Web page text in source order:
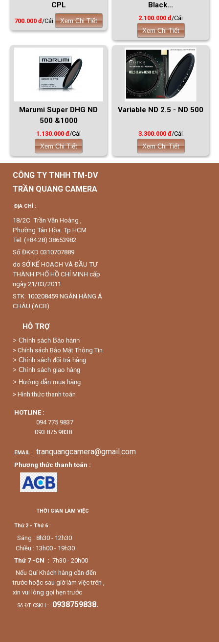
CPL
700.000 đ/Cái Xem Chi Tiết
Black...
2.100.000 đ/Cái
Xem Chi Tiết
Marumi Super DHG ND
500 &1000
1.130.000 đ/Cái
Xem Chi Tiết
Variable ND 2.5 - ND 500
3.300.000 đ/Cái
Xem Chi Tiết
CÔNG TY TNHH TM-DV
TRẦN QUANG CAMERA
ĐỊA CHỈ :
18/2C Trần Văn Hoàng ,
Phường Tân Hòa. Tp HCM
Tel: (+84.28) 38653982
Số ĐKKD 0310707889
do SỞ KẾ HOẠCH VÀ ĐẦU TƯ
THÀNH PHỐ HỒ CHÍ MINH cấp
ngày 21/03/2011
STK: 100208459 NGÂN HÀNG Á
CHÂU (ACB)
HỖ TRỢ
> Chính sách Bảo hành
> Chính sách Bảo Mật Thông Tin
> Chính sách đổi trả hàng
> Chính sách giao hàng
> Hướng dẫn mua hàng
> Hình thức thanh toán
HOTLINE :
094 775 9837
093 875 9838
EMAIL : tranquangcamera@gmail.com
Phương thức thanh toán :
THỜI GIAN LÀM VIỆC
Thứ 2 - Thứ 6 :
Sáng : 8h30 - 12h30
Chiều : 13h00 - 19h30
Thứ 7 -CN : 7h30 - 20h00
Nếu Quí Khách hàng cần đến
trước hoặc sau giờ làm việc trên ,
xin vui lòng gọi hẹn trước
Số ĐT CSKH : 0938759838.